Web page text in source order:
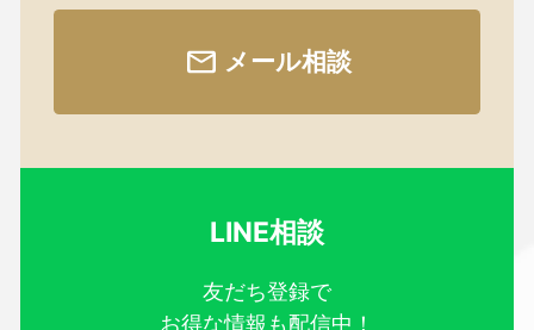
メール相談
LINE相談
友だち登録で
お得な情報も配信中！